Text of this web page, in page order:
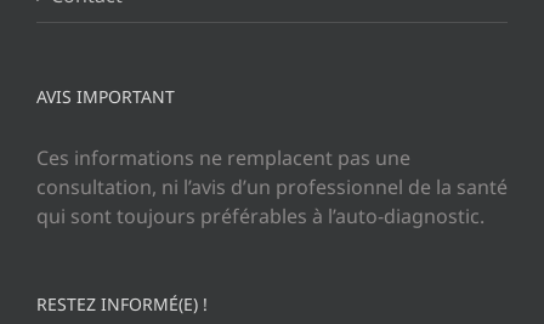
AVIS IMPORTANT
Ces informations ne remplacent pas une
consultation, ni l’avis d’un professionnel de la santé
qui sont toujours préférables à l’auto-diagnostic.
RESTEZ INFORMÉ(E) !